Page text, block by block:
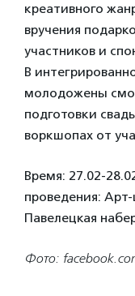
креативного
вручения
участников и
В
молодожены
подготовки
воркшопах от
Время: 27.02-
проведения:
Павелецкая
Фото: